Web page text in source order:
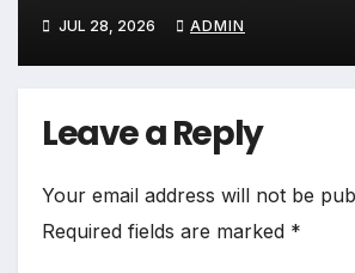
JUL 28, 2026 ADMIN
Leave a Reply
Your email address will not be
Required fields are marked *